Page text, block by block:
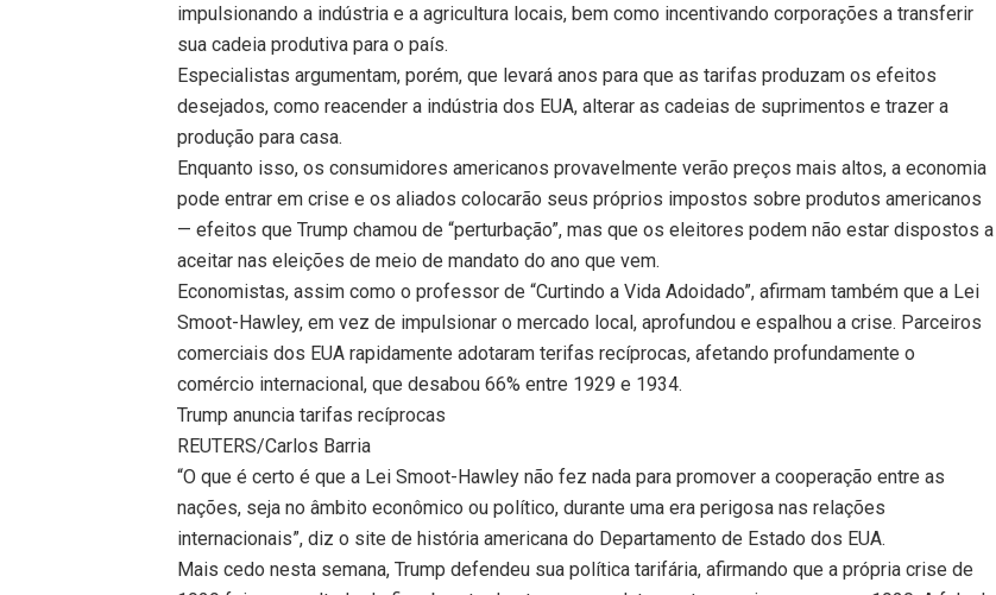
impulsionando a indústria e a agricultura locais, bem como incentivando corporações a transferir
sua cadeia produtiva para o país.
Especialistas argumentam, porém, que levará anos para que as tarifas produzam os efeitos
desejados, como reacender a indústria dos EUA, alterar as cadeias de suprimentos e trazer a
produção para casa.
Enquanto isso, os consumidores americanos provavelmente verão preços mais altos, a economia
pode entrar em crise e os aliados colocarão seus próprios impostos sobre produtos americanos
— efeitos que Trump chamou de “perturbação”, mas que os eleitores podem não estar dispostos a
aceitar nas eleições de meio de mandato do ano que vem.
Economistas, assim como o professor de “Curtindo a Vida Adoidado”, afirmam também que a Lei
Smoot-Hawley, em vez de impulsionar o mercado local, aprofundou e espalhou a crise. Parceiros
comerciais dos EUA rapidamente adotaram terifas recíprocas, afetando profundamente o
comércio internacional, que desabou 66% entre 1929 e 1934.
Trump anuncia tarifas recíprocas
REUTERS/Carlos Barria
“O que é certo é que a Lei Smoot-Hawley não fez nada para promover a cooperação entre as
nações, seja no âmbito econômico ou político, durante uma era perigosa nas relações
internacionais”, diz o site de história americana do Departamento de Estado dos EUA.
Mais cedo nesta semana, Trump defendeu sua política tarifária, afirmando que a própria crise de